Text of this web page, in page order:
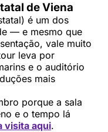
de Viena
é um dos
— e mesmo que
vale muito
leva por
e o auditório
mais
porque a sala
e o tempo lá
visita aqui.